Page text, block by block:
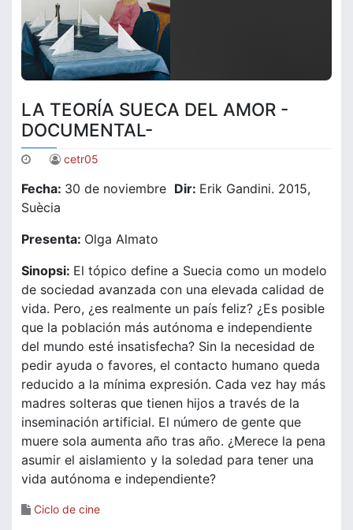
LA TEORÍA SUECA DEL AMOR -
DOCUMENTAL-
cetr05
Fecha: 30 de noviembre Dir: Erik Gandini. 2015,
Suècia
Presenta: Olga Almato
Sinopsi: El tópico define a Suecia como un modelo
de sociedad avanzada con una elevada calidad de
vida. Pero, ¿es realmente un país feliz? ¿Es posible
que la población más autónoma e independiente
del mundo esté insatisfecha? Sin la necesidad de
pedir ayuda o favores, el contacto humano queda
reducido a la mínima expresión. Cada vez hay más
madres solteras que tienen hijos a través de la
inseminación artificial. El número de gente que
muere sola aumenta año tras año. ¿Merece la pena
asumir el aislamiento y la soledad para tener una
vida autónoma e independiente?
Ciclo de cine